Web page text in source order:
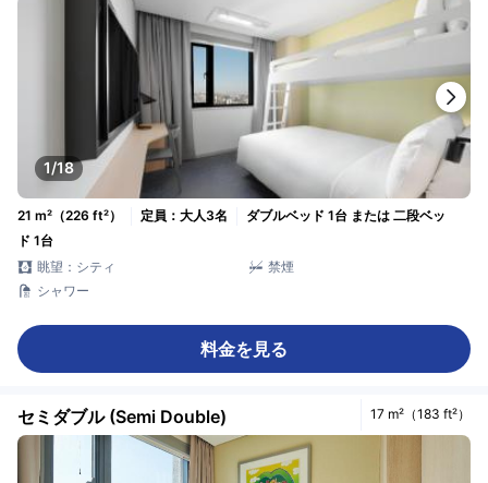
1/18
21 m²（226 ft²） 定員：大人3名
ダブルベッド 1台 または 二段ベッ
ド 1台
眺望：シティ
禁煙
シャワー
料金を見る
セミダブル (Semi Double) 17 m²（183 ft²）